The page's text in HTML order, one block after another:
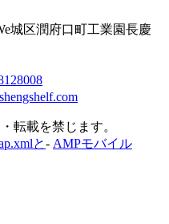
城区潤府口町工業園長慶
転載を禁じます。
と- AMPモバイル